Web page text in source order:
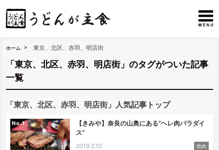
ホーム 東京、北区、赤羽、明店街
「東京、北区、赤羽、明店街」のタグがついた記事
一覧
「東京、北区、赤羽、明店街」人気記事トップ
No.
【きみや】奈良の山奥にある”ヘレ肉パラダイ
ス”
2019.2.10 焼肉